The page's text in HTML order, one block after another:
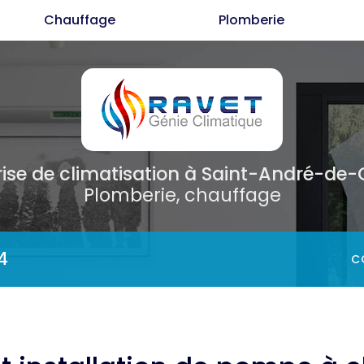
Chauffage Plomberie
de climatisation à Saint-André-de-
Plomberie, chauffage